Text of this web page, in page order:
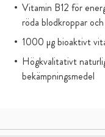
Vitamin B12 för
röda blodkroppar
1000 µg bioaktivt
Högkvalitativt
bekämpningsmedel